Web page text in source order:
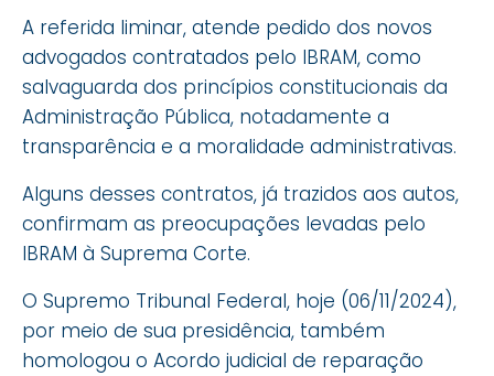
A referida liminar, atende pedido dos novos
advogados contratados pelo IBRAM, como
salvaguarda dos princípios constitucionais da
Administração Pública, notadamente a
transparência e a moralidade administrativas.
Alguns desses contratos, já trazidos aos autos,
confirmam as preocupações levadas pelo
IBRAM à Suprema Corte.
O Supremo Tribunal Federal, hoje (06/11/2024),
por meio de sua presidência, também
homologou o Acordo judicial de reparação